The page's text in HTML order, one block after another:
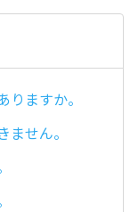
ますか。
せん。